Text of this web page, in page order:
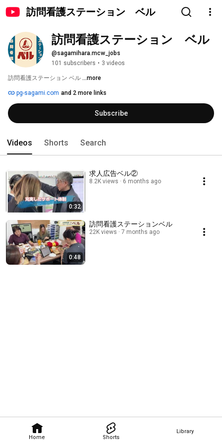
訪問看護ステーション ベル
Home Shorts
Library
訪問看護ステーション　ベル
@sagamihara.mcw_jobs
101 subscribers • 3 videos
訪問看護ステーション ベル ...more
pg-sagami.com and 2 more links
Subscribe
Videos Shorts Search
0:32
求人広告ベル②
8.2K views 6 months ago
0:48
訪問看護ステーションベル
22K views 7 months ago